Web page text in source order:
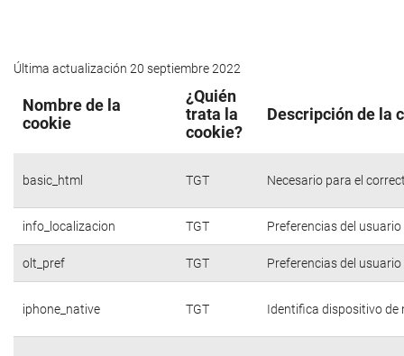
Última actualización 20 septiembre 2022
Nombre de la
cookie
¿Quién
trata la
cookie?
Descripción de la
basic_html TGT Necesario para el
info_localizacion TGT Preferencias del
olt_pref TGT Preferencias del
iphone_native TGT Identifica dispositivo de